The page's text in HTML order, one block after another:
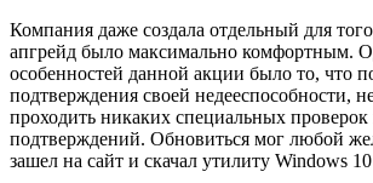
Компания даже создала отдельный для
апгрейд было максимально комфортным.
особенностей данной акции было то, что
подтверждения своей недееспособности,
проходить никаких специальных проверок
подтверждений. Обновиться мог любой
зашел на сайт и скачал утилиту Windows